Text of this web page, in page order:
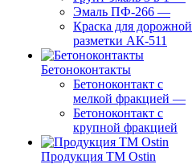
Эмаль ПФ-266 —
Краска для дорожной
разметки АК-511
Бетоноконтакты
Бетоноконтакт с
мелкой фракцией —
Бетоноконтакт с
крупной фракцией
Продукция ТМ Ostin